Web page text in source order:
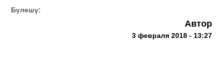
Бүлешү:
Автор
3 февраля 2018 - 13:27